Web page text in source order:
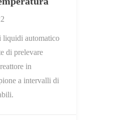
liquidi automatico
di prelevare
in
a intervalli di